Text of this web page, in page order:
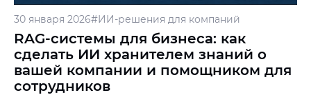
30 января 2026#ИИ-решения для компаний
RAG-системы для бизнеса: как
сделать ИИ хранителем знаний о
вашей компании и помощником для
сотрудников